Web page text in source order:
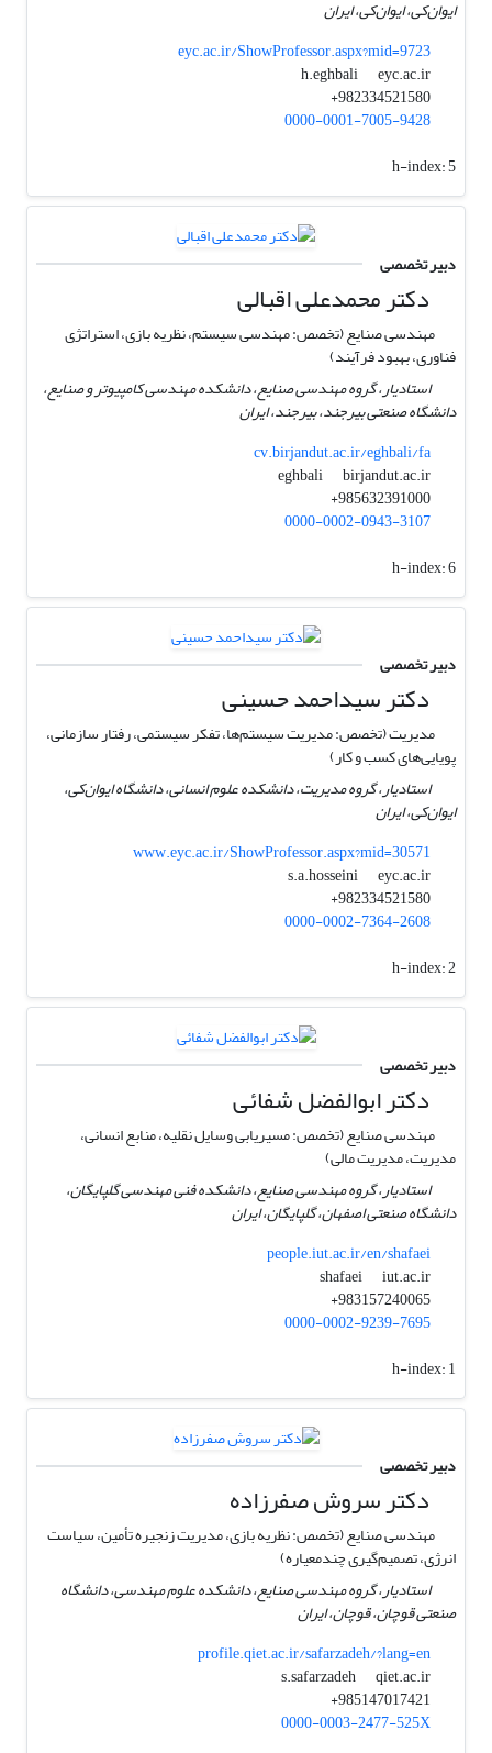
ایوان‌کی، ایوان‌کی، ایران
eyc.ac.ir/ShowProfessor.aspx?mid=9723
h.eghbali
eyc.ac.ir
982334521580+
0000-0001-7005-9428
h-index:5
دبیر تخصصی
دکتر محمدعلی اقبالی
مهندسی صنایع (تخصص: مهندسی سیستم‌، نظریه بازی، استراتژی
فناوری، بهبود فرآیند)
استادیار، گروه مهندسی صنایع، دانشکده مهندسی کامپیوتر و صنایع،
دانشگاه صنعتی بیرجند، بیرجند، ایران
cv.birjandut.ac.ir/eghbali/fa
eghbali
birjandut.ac.ir
985632391000+
0000-0002-0943-3107
h-index:6
دبیر تخصصی
دکتر سیداحمد حسینی
مدیریت (تخصص: مدیریت سیستم‌ها، تفکر سیستمی، رفتار سازمانی،
پویایی‌های کسب و کار)
استادیار، گروه مدیریت، دانشکده علوم انسانی، دانشگاه ایوان‌کی،
ایوان‌کی، ایران
www.eyc.ac.ir/ShowProfessor.aspx?mid=30571
s.a.hosseini
eyc.ac.ir
982334521580+
0000-0002-7364-2608
h-index:2
دبیر تخصصی
دکتر ابوالفضل شفائی
مهندسی صنایع (تخصص: مسیریابی وسایل نقلیه، منابع انسانی،
مدیریت، مدیریت مالی)
استادیار، گروه مهندسی صنایع، دانشکده فنی مهندسی گلپایگان،
دانشگاه صنعتی اصفهان، گلپایگان، ایران
people.iut.ac.ir/en/shafaei
shafaei
iut.ac.ir
983157240065+
0000-0002-9239-7695
h-index:1
دبیر تخصصی
دکتر سروش صفرزاده
مهندسی صنایع (تخصص: نظریه بازی، مدیریت زنجیره تأمین، سیاست
انرژی، تصمیم‌گیری چندمعیاره)
استادیار، گروه مهندسی صنایع، دانشکده علوم مهندسی، دانشگاه
صنعتی قوچان، قوچان، ایران
profile.qiet.ac.ir/safarzadeh/?lang=en
s.safarzadeh
qiet.ac.ir
0000-0003-2477-525X